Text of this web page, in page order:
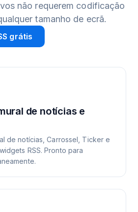
não requerem codificação
tamanho de ecrã.
grátis
de notícias e
de notícias, Carrossel, Ticker e
RSS. Pronto para